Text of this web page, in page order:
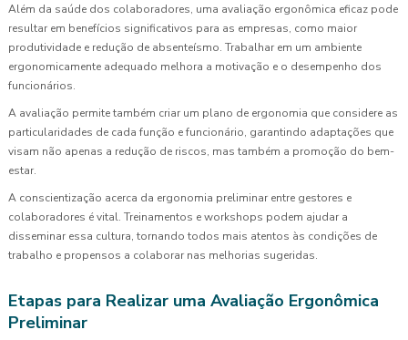
Além da saúde dos colaboradores, uma avaliação ergonômica eficaz pode
resultar em benefícios significativos para as empresas, como maior
produtividade e redução de absenteísmo. Trabalhar em um ambiente
ergonomicamente adequado melhora a motivação e o desempenho dos
funcionários.
A avaliação permite também criar um plano de ergonomia que considere as
particularidades de cada função e funcionário, garantindo adaptações que
visam não apenas a redução de riscos, mas também a promoção do bem-
estar.
A conscientização acerca da ergonomia preliminar entre gestores e
colaboradores é vital. Treinamentos e workshops podem ajudar a
disseminar essa cultura, tornando todos mais atentos às condições de
trabalho e propensos a colaborar nas melhorias sugeridas.
Etapas para Realizar uma Avaliação Ergonômica
Preliminar